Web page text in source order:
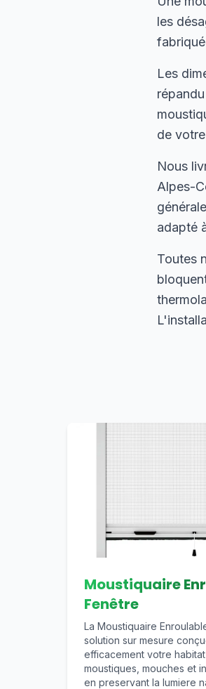
les
Les
de
Nous
Alpes-
adapté
Toutes
Moustiquaire
Fenêtre
La Moustiquaire
solution sur mesure
efficacement votre
moustiques, mouches et
en preservant la lumiere